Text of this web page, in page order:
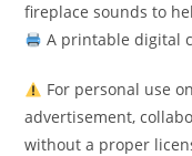
fireplace sounds to
A printable digital
For personal use
advertisement,
without a proper